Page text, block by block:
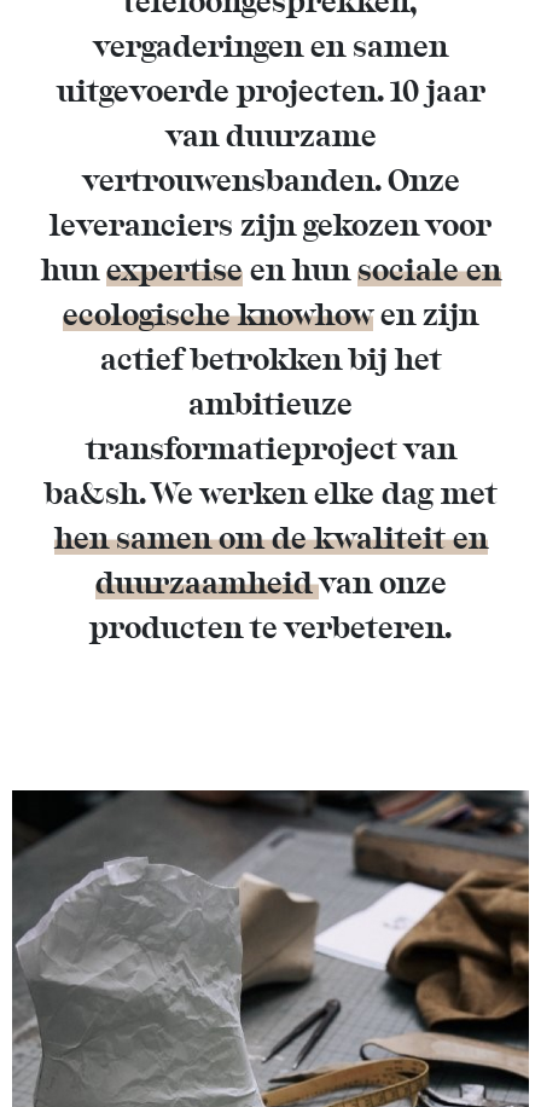
vergaderingen en samen
uitgevoerde projecten. 10 jaar
van duurzame
vertrouwensbanden. Onze
leveranciers zijn gekozen voor
hun expertiseen hun sociale en
ecologische knowhowen zijn
actief betrokken bij het
ambitieuze
transformatieproject van
ba&sh. We werken elke dag met
hen samen om de kwaliteit en
duurzaamheidvan onze
producten te verbeteren.